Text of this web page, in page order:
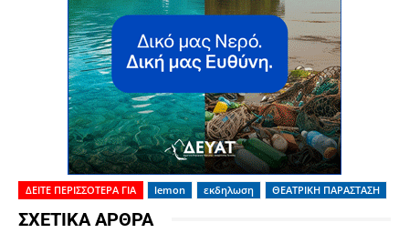
ΔΕΙΤΕ ΠΕΡΙΣΣΟΤΕΡΑ ΓΙΑ lemon εκδηλωση ΘΕΑΤΡΙΚΗ ΠΑΡΑΣΤΑΣΗ
ΣΧΕΤΙΚΑ ΑΡΘΡΑ